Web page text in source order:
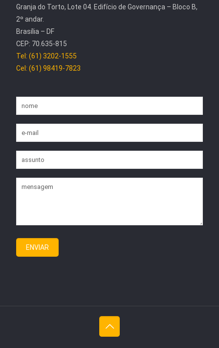
Granja do Torto, Lote 04. Edifício de Governança – Bloco B,
2º andar.
Brasília – DF
CEP: 70.635-815
Tel: (61) 3202-1555
Cel: (61) 98419-7823